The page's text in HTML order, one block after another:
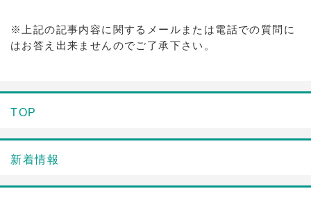
※上記の記事内容に関するメールまたは電話での質問に
はお答え出来ませんのでご了承下さい。
TOP
新着情報